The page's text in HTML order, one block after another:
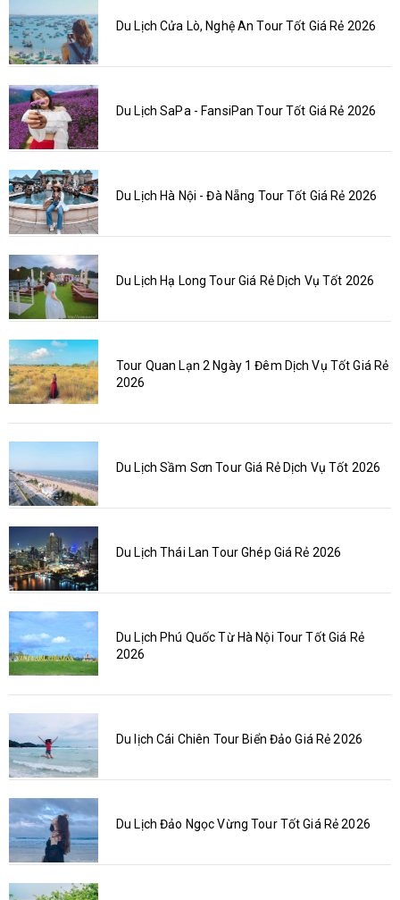
Du Lịch Cửa Lò, Nghệ An Tour Tốt Giá Rẻ 2026
Du Lịch SaPa - FansiPan Tour Tốt Giá Rẻ 2026
Du Lịch Hà Nội - Đà Nẵng Tour Tốt Giá Rẻ 2026
Du Lịch Hạ Long Tour Giá Rẻ Dịch Vụ Tốt 2026
Tour Quan Lạn 2 Ngày 1 Đêm Dịch Vụ Tốt Giá Rẻ
2026
Du Lịch Sầm Sơn Tour Giá Rẻ Dịch Vụ Tốt 2026
Du Lịch Thái Lan Tour Ghép Giá Rẻ 2026
Du Lịch Phú Quốc Từ Hà Nội Tour Tốt Giá Rẻ
2026
Du lịch Cái Chiên Tour Biển Đảo Giá Rẻ 2026
Du Lịch Đảo Ngọc Vừng Tour Tốt Giá Rẻ 2026